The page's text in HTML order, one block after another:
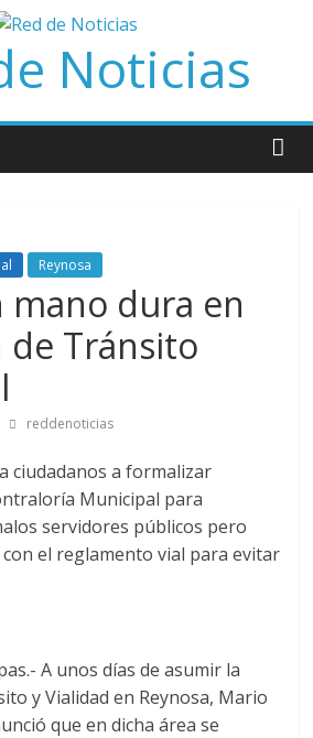
Noticias
Reynosa
mano dura en
de Tránsito
reddenoticias
ciudadanos a formalizar
Municipal para
servidores públicos pero
el reglamento vial para evitar
A unos días de asumir la
y Vialidad en Reynosa, Mario
que en dicha área se